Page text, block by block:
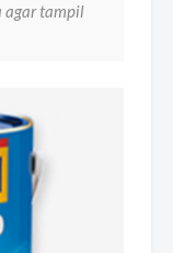
agar tampil